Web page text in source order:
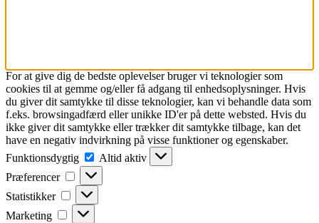
For at give dig de bedste oplevelser bruger vi teknologier som
cookies til at gemme og/eller få adgang til enhedsoplysninger. Hvis
du giver dit samtykke til disse teknologier, kan vi behandle data som
f.eks. browsingadfærd eller unikke ID'er på dette websted. Hvis du
ikke giver dit samtykke eller trækker dit samtykke tilbage, kan det
have en negativ indvirkning på visse funktioner og egenskaber.
Funktionsdygtig
Funktionsdygtig
Altid aktiv
Præferencer
Præferencer
Statistikker Statistikker
Marketing Marketing